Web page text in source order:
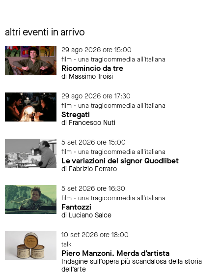
altri eventi in arrivo
29 ago 2026 ore 15:00
film - una tragicommedia all'italiana
Ricomincio da tre
di Massimo Troisi
29 ago 2026 ore 17:30
film - una tragicommedia all'italiana
Stregati
di Francesco Nuti
5 set 2026 ore 15:00
film - una tragicommedia all'italiana
Le variazioni del signor Quodlibet
di Fabrizio Ferraro
5 set 2026 ore 16:30
film - una tragicommedia all'italiana
Fantozzi
di Luciano Salce
10 set 2026 ore 18:00
talk
Piero Manzoni. Merda d’artista
Indagine sull’opera più scandalosa della storia
dell’arte